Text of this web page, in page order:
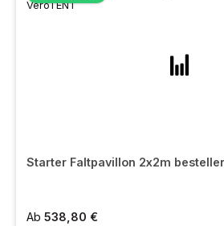
Starter Faltpavillon 2x2m
Ab 538,80 €